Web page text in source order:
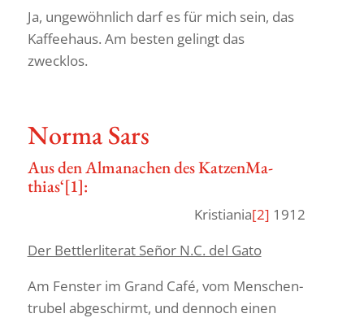
Ja, unge­wöhn­lich darf es für mich sein, das
Kaffee­haus. Am besten gelingt das
zwecklos.
Norma Sars
Aus den Alma­na­chen des Katzen­Ma­
thias‘[1]:
Kris­tiania[2] 1912
Der Bett­ler­li­terat Señor N.C. del Gato
Am Fenster im Grand Café, vom Menschen­
trubel abge­schirmt, und dennoch einen